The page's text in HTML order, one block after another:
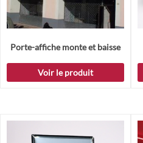
Porte-affiche monte et baisse
Voir le produit